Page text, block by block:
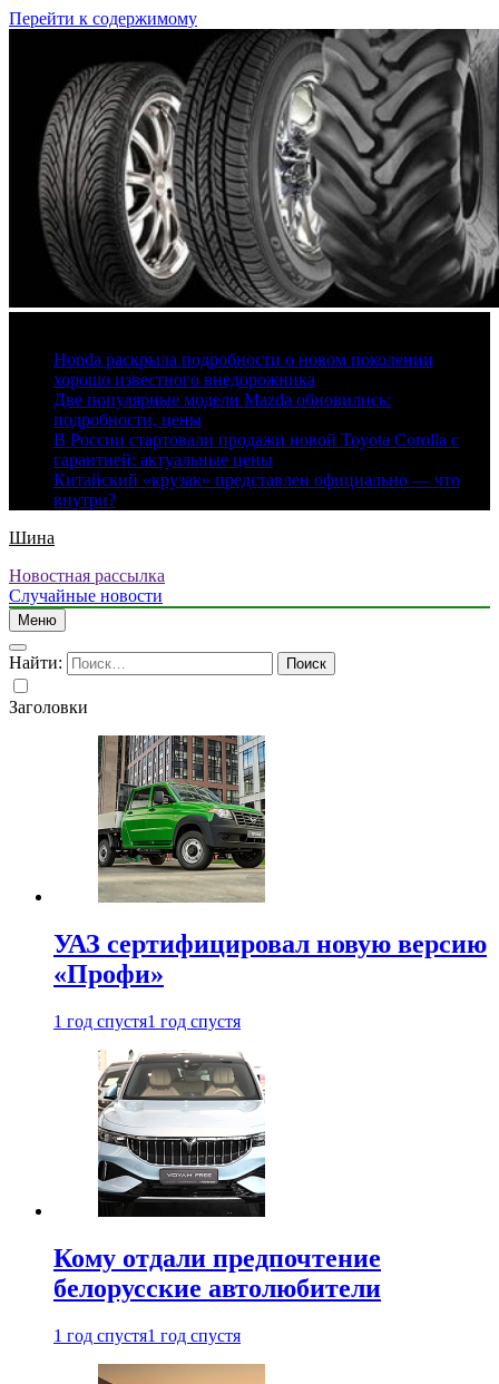
Перейти к содержимому
Honda раскрыла подробности о новом поколении
хорошо известного внедорожника
Две популярные модели Mazda обновились:
подробности, цены
В России стартовали продажи новой Toyota Corolla с
гарантией: актуальные цены
Китайский «крузак» представлен официально — что
внутри?
Шина
Новостная рассылка
Случайные новости
Меню
Найти:
Заголовки
УАЗ сертифицировал новую версию
«Профи»
1 год спустя1 год спустя
Кому отдали предпочтение
белорусские автолюбители
1 год спустя1 год спустя